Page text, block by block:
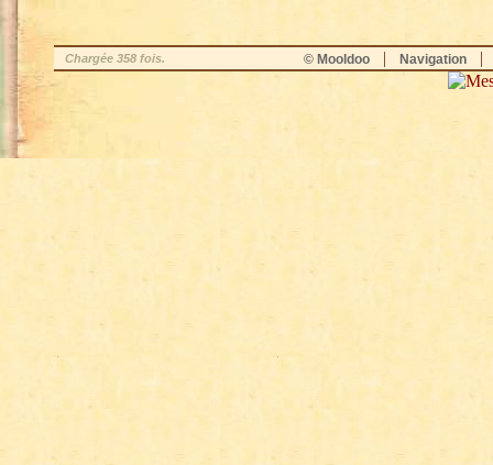
Chargée 358 fois. © Mooldoo | Navigation